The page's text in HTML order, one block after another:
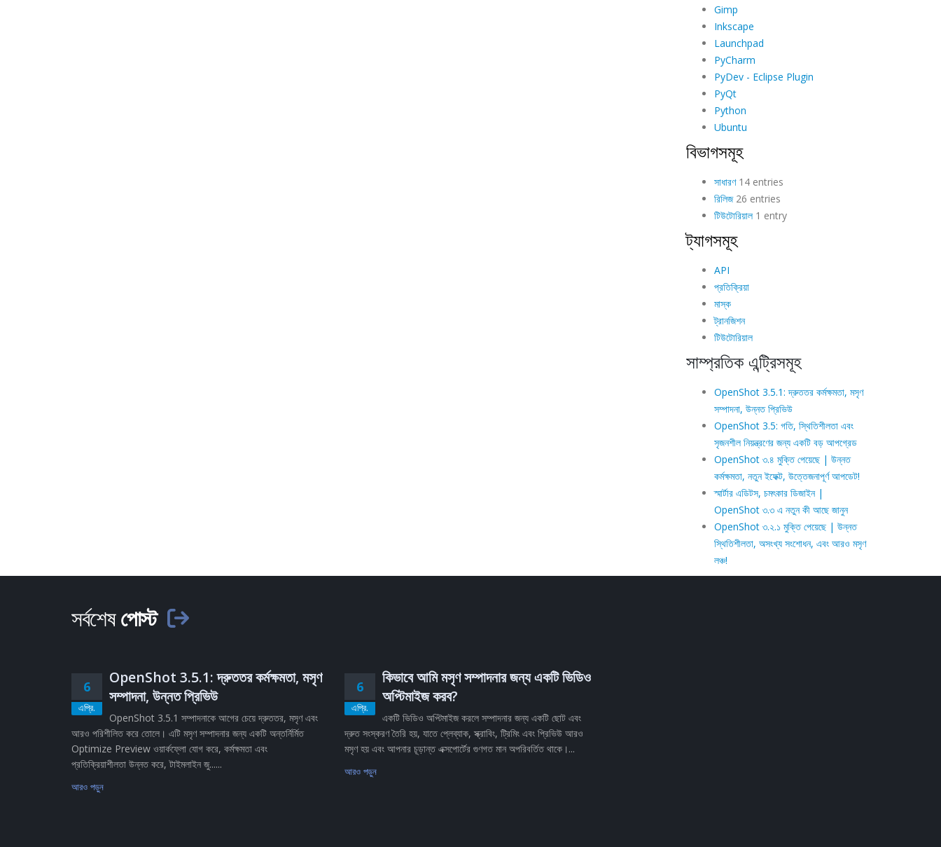
Gimp
Inkscape
Launchpad
PyCharm
PyDev - Eclipse Plugin
PyQt
Python
Ubuntu
বিভাগসমূহ
সাধারণ14 entries
রিলিজ26 entries
টিউটোরিয়াল1 entry
ট্যাগসমূহ
API
প্রতিক্রিয়া
মাস্ক
ট্রানজিশন
টিউটোরিয়াল
সাম্প্রতিক এন্ট্রিসমূহ
OpenShot 3.5.1: দ্রুততর কর্মক্ষমতা, মসৃণ
সম্পাদনা, উন্নত প্রিভিউ
OpenShot 3.5: গতি, স্থিতিশীলতা এবং
সৃজনশীল নিয়ন্ত্রণের জন্য একটি বড় আপগ্রেড
OpenShot ৩.৪ মুক্তি পেয়েছে | উন্নত
কর্মক্ষমতা, নতুন ইফেক্ট, উত্তেজনাপূর্ণ আপডেট!
স্মার্টার এডিটস, চমৎকার ডিজাইন |
OpenShot ৩.৩ এ নতুন কী আছে জানুন
OpenShot ৩.২.১ মুক্তি পেয়েছে | উন্নত
স্থিতিশীলতা, অসংখ্য সংশোধন, এবং আরও মসৃণ
লঞ্চ!
সর্বশেষপোস্ট
6
এপ্রি.
OpenShot 3.5.1: দ্রুততর কর্মক্ষমতা, মসৃণ
সম্পাদনা, উন্নত প্রিভিউ
OpenShot 3.5.1 সম্পাদনাকে আগের চেয়ে দ্রুততর, মসৃণ এবং
আরও পরিশীলিত করে তোলে। এটি মসৃণ সম্পাদনার জন্য একটি অন্তর্নির্মিত
Optimize Preview ওয়ার্কফ্লো যোগ করে, কর্মক্ষমতা এবং
প্রতিক্রিয়াশীলতা উন্নত করে, টাইমলাইন জু......
আরও পড়ুন
6
এপ্রি.
কিভাবে আমি মসৃণ সম্পাদনার জন্য একটি ভিডিও
অপ্টিমাইজ করব?
একটি ভিডিও অপ্টিমাইজ করলে সম্পাদনার জন্য একটি ছোট এবং
দ্রুত সংস্করণ তৈরি হয়, যাতে প্লেব্যাক, স্ক্রাবিং, ট্রিমিং এবং প্রিভিউ আরও
মসৃণ হয় এবং আপনার চূড়ান্ত এক্সপোর্টের গুণগত মান অপরিবর্তিত থাকে।...
আরও পড়ুন